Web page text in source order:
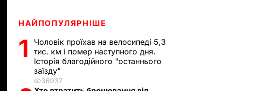
НАЙПОПУЛЯРНІШЕ
1
Чоловік проїхав на велосипеді 5,3
тис. км і помер наступного дня.
Історія благодійного "останнього
заїзду"
36937